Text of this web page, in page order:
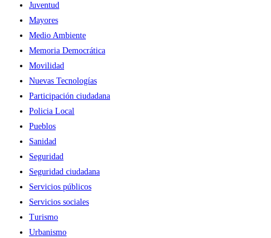
Juventud
Mayores
Medio Ambiente
Memoria Democrática
Movilidad
Nuevas Tecnologías
Participación ciudadana
Policia Local
Pueblos
Sanidad
Seguridad
Seguridad ciudadana
Servicios públicos
Servicios sociales
Turismo
Urbanismo